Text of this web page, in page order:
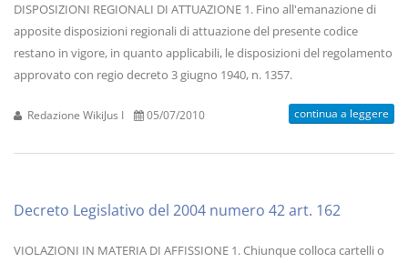
DISPOSIZIONI REGIONALI DI ATTUAZIONE 1. Fino all'emanazione di
apposite disposizioni regionali di attuazione del presente codice
restano in vigore, in quanto applicabili, le disposizioni del regolamento
approvato con regio decreto 3 giugno 1940, n. 1357.
Redazione WikiJus I 05/07/2010 continua a leggere
Decreto Legislativo del 2004 numero 42 art. 162
VIOLAZIONI IN MATERIA DI AFFISSIONE 1. Chiunque colloca cartelli o